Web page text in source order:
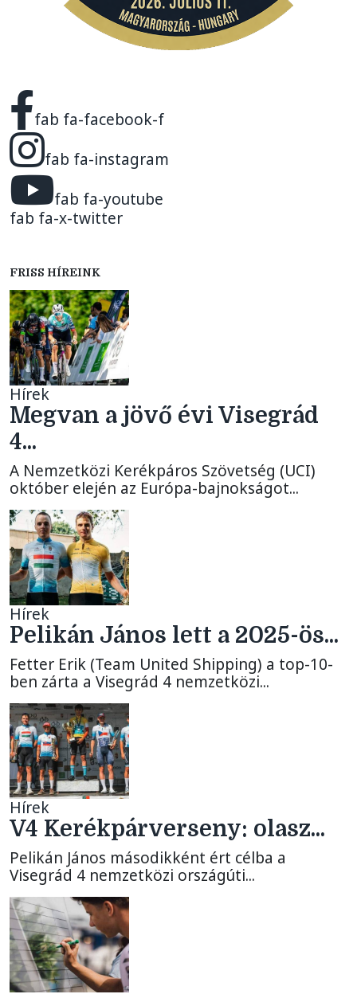
fab fa-facebook-f
fab fa-instagram
fab fa-youtube
fab fa-x-twitter
FRISS HÍREINK
Hírek
Megvan a jövő évi Visegrád
4...
A Nemzetközi Kerékpáros Szövetség (UCI)
október elején az Európa-bajnokságot...
Hírek
Pelikán János lett a 2025-ös...
Fetter Erik (Team United Shipping) a top-10-
ben zárta a Visegrád 4 nemzetközi...
Hírek
V4 Kerékpárverseny: olasz...
Pelikán János másodikként ért célba a
Visegrád 4 nemzetközi országúti...